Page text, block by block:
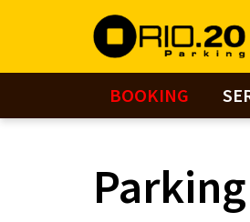
BOOKING